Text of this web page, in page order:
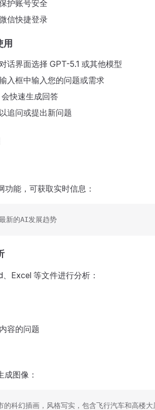
护账号安全
信快捷登录
用
对话界面选择 GPT-5.1 或其他模型
输入框中输入您的问题或需求
会快速生成回答
追问或提出新问题
功能，可获取实时信息：
新的AI发展趋势
Excel 等文件进行分析：
容的问题
图像：
的科幻插画，风格写实，包含飞行汽车和高楼大